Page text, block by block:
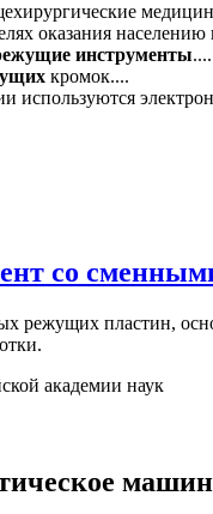
оказания
инструменты....
кромок....
используются
со
режущих пластин,
академии наук